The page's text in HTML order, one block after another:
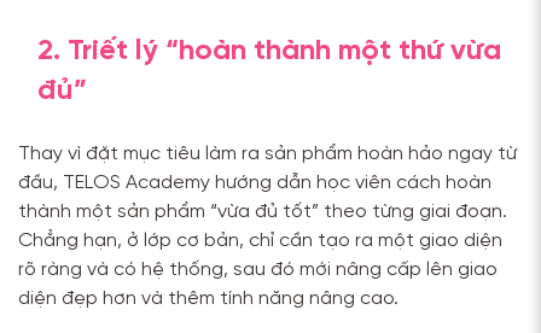
2. Triết lý “hoàn thành một thứ vừa
đủ”
Thay vì đặt mục tiêu làm ra sản phẩm hoàn hảo ngay từ
đầu, TELOS Academy hướng dẫn học viên cách hoàn
thành một sản phẩm “vừa đủ tốt” theo từng giai đoạn.
Chẳng hạn, ở lớp cơ bản, chỉ cần tạo ra một giao diện
rõ ràng và có hệ thống, sau đó mới nâng cấp lên giao
diện đẹp hơn và thêm tính năng nâng cao.